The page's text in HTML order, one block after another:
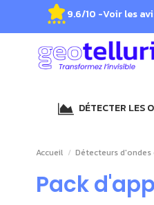
9.6/10 -Voir les
DÉTECTER LES
Accueil Détecteurs
Pack